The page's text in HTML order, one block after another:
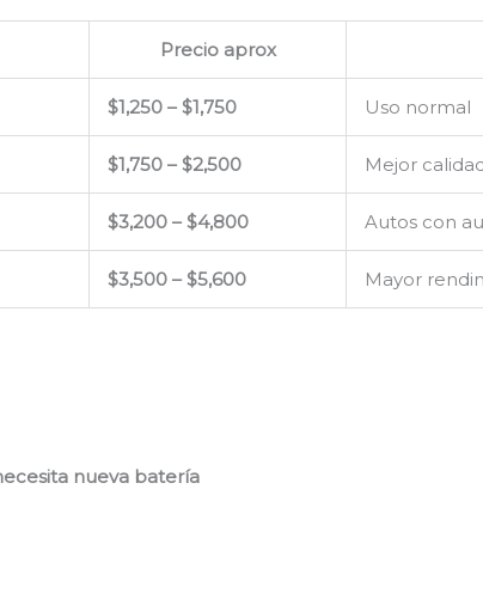
Precio aprox
$1,250 – $1,750 Uso normal
$1,750 – $2,500 Mejor
$3,200 – $4,800 Autos con
$3,500 – $5,600 Mayor
nueva batería